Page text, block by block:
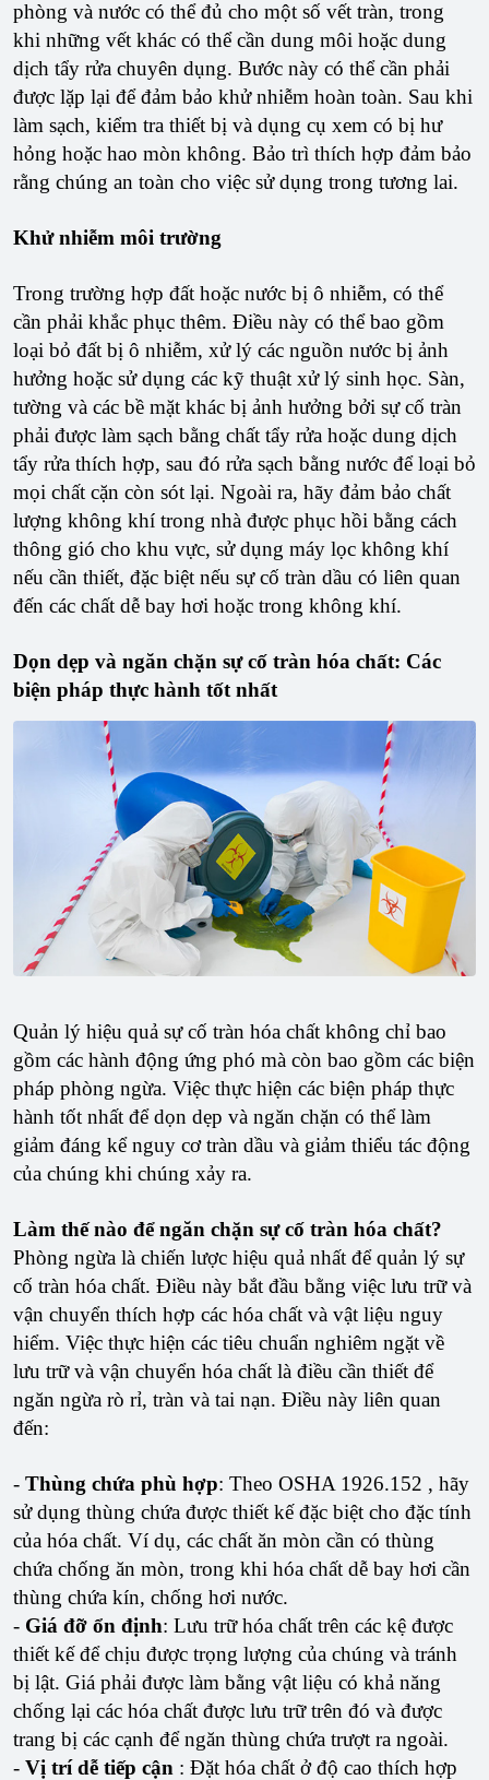
phòng và nước có thể đủ cho một số vết tràn, trong
khi những vết khác có thể cần dung môi hoặc dung
dịch tẩy rửa chuyên dụng. Bước này có thể cần phải
được lặp lại để đảm bảo khử nhiễm hoàn toàn. Sau khi
làm sạch, kiểm tra thiết bị và dụng cụ xem có bị hư
hỏng hoặc hao mòn không. Bảo trì thích hợp đảm bảo
rằng chúng an toàn cho việc sử dụng trong tương lai.
Khử nhiễm môi trường
Trong trường hợp đất hoặc nước bị ô nhiễm, có thể
cần phải khắc phục thêm. Điều này có thể bao gồm
loại bỏ đất bị ô nhiễm, xử lý các nguồn nước bị ảnh
hưởng hoặc sử dụng các kỹ thuật xử lý sinh học. Sàn,
tường và các bề mặt khác bị ảnh hưởng bởi sự cố tràn
phải được làm sạch bằng chất tẩy rửa hoặc dung dịch
tẩy rửa thích hợp, sau đó rửa sạch bằng nước để loại bỏ
mọi chất cặn còn sót lại. Ngoài ra, hãy đảm bảo chất
lượng không khí trong nhà được phục hồi bằng cách
thông gió cho khu vực, sử dụng máy lọc không khí
nếu cần thiết, đặc biệt nếu sự cố tràn dầu có liên quan
đến các chất dễ bay hơi hoặc trong không khí.
Dọn dẹp và ngăn chặn sự cố tràn hóa chất: Các
biện pháp thực hành tốt nhất
Quản lý hiệu quả sự cố tràn hóa chất không chỉ bao
gồm các hành động ứng phó mà còn bao gồm các biện
pháp phòng ngừa. Việc thực hiện các biện pháp thực
hành tốt nhất để dọn dẹp và ngăn chặn có thể làm
giảm đáng kể nguy cơ tràn dầu và giảm thiểu tác động
của chúng khi chúng xảy ra.
Làm thế nào để ngăn chặn sự cố tràn hóa chất?
Phòng ngừa là chiến lược hiệu quả nhất để quản lý sự
cố tràn hóa chất. Điều này bắt đầu bằng việc lưu trữ và
vận chuyển thích hợp các hóa chất và vật liệu nguy
hiểm. Việc thực hiện các tiêu chuẩn nghiêm ngặt về
lưu trữ và vận chuyển hóa chất là điều cần thiết để
ngăn ngừa rò rỉ, tràn và tai nạn. Điều này liên quan
đến:
- Thùng chứa phù hợp: Theo OSHA 1926.152 , hãy
sử dụng thùng chứa được thiết kế đặc biệt cho đặc tính
của hóa chất. Ví dụ, các chất ăn mòn cần có thùng
chứa chống ăn mòn, trong khi hóa chất dễ bay hơi cần
thùng chứa kín, chống hơi nước.
- Giá đỡ ổn định: Lưu trữ hóa chất trên các kệ được
thiết kế để chịu được trọng lượng của chúng và tránh
bị lật. Giá phải được làm bằng vật liệu có khả năng
chống lại các hóa chất được lưu trữ trên đó và được
trang bị các cạnh để ngăn thùng chứa trượt ra ngoài.
- Vị trí dễ tiếp cận : Đặt hóa chất ở độ cao thích hợp